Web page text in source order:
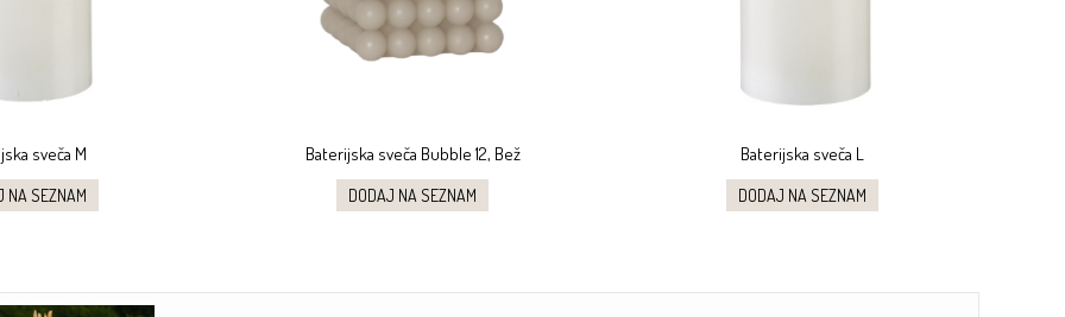
sveča M
NA SEZNAM
Baterijska sveča Bubble 12, Bež
DODAJ NA SEZNAM
Baterijska sveča L
DODAJ NA SEZNAM